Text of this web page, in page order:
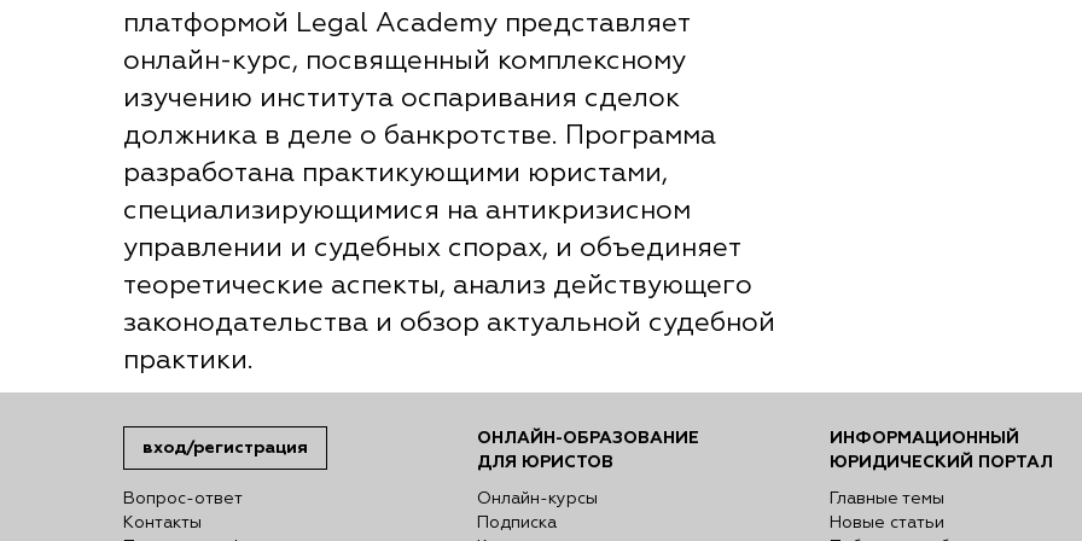
платформой Legal Academy представляет
онлайн-курс, посвященный комплексному
изучению института оспаривания сделок
должника в деле о банкротстве. Программа
разработана практикующими юристами,
специализирующимися на антикризисном
управлении и судебных спорах, и объединяет
теоретические аспекты, анализ действующего
законодательства и обзор актуальной судебной
практики.
вход/регистрация
Вопрос-ответ
Контакты
ОНЛАЙН-ОБРАЗОВАНИЕ
ДЛЯ ЮРИСТОВ
Онлайн-курсы
Подписка
ИНФОРМАЦИОННЫЙ
ЮРИДИЧЕСКИЙ ПОРТАЛ
Главные темы
Новые статьи